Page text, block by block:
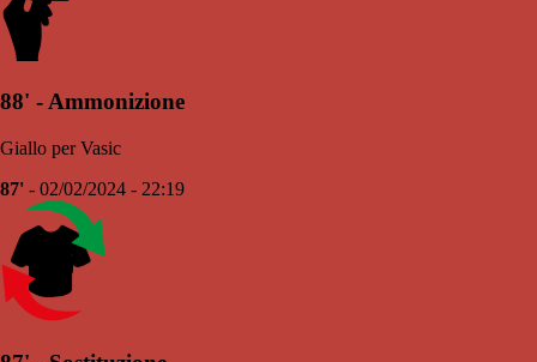
88' - Ammonizione
Giallo per Vasic
87' - 02/02/2024 - 22:19